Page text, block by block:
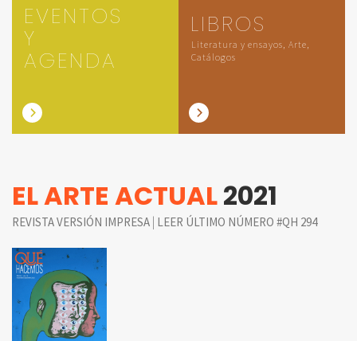
EVENTOS
Y
AGENDA
LIBROS
Literatura y ensayos, Arte,
Catálogos
EL ARTE ACTUAL2021
REVISTA VERSIÓN IMPRESA | LEER ÚLTIMO NÚMERO #QH 294